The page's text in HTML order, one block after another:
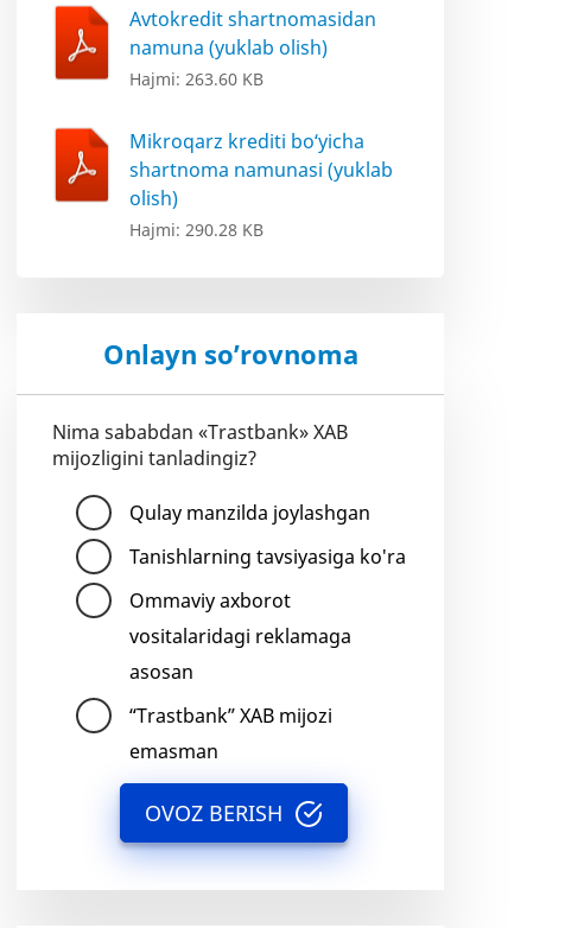
Avtokredit shartnomasidan
namuna (yuklab olish)
Hajmi: 263.60 KB
Mikroqarz krediti bo‘yicha
shartnoma namunasi (yuklab
olish)
Hajmi: 290.28 KB
Onlayn so’rovnoma
Nima sababdan «Trastbank» XAB
mijozligini tanladingiz?
Qulay manzilda joylashgan
Tanishlarning tavsiyasiga ko'ra
Ommaviy axborot
vositalaridagi reklamaga
asosan
“Trastbank” XAB mijozi
emasman
OVOZ BERISH